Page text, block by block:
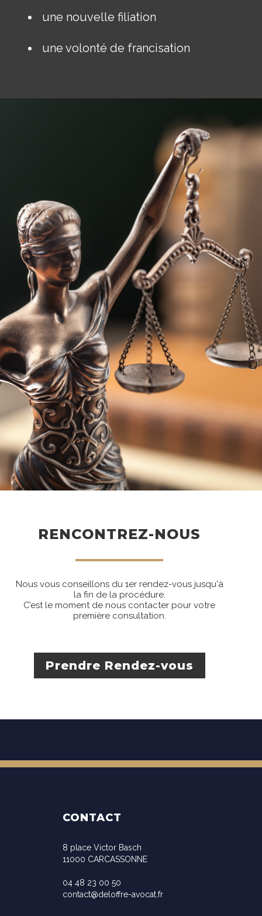
une nouvelle filiation
une volonté de francisation
RENCONTREZ-NOUS
Nous vous conseillons du 1er rendez-vous jusqu'à
la fin de la procédure.
C’est le moment de nous contacter pour votre
première consultation.
Prendre Rendez-vous
CONTACT
8 place Victor Basch
11000 CARCASSONNE
04 48 23 00 50
contact@deloffre-avocat.fr